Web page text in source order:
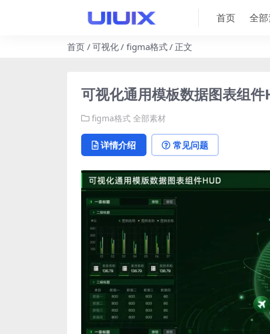
首页 全
首页 可视化 figma格式 正文
可视化通用模板数据图表组
figma格式 全部素材
详情介绍 常见问题